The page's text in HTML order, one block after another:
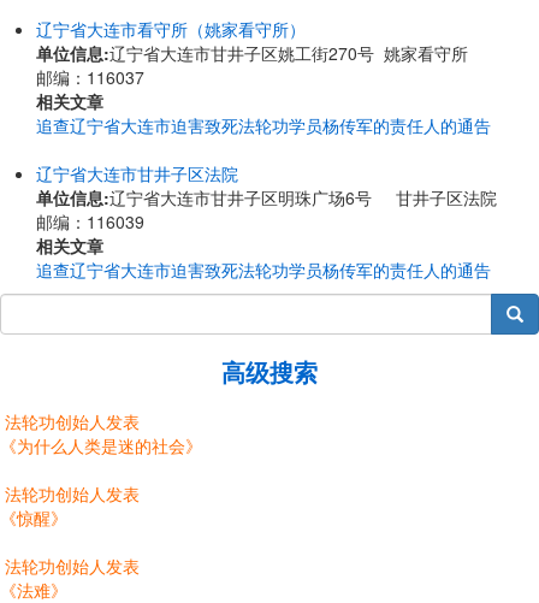
辽宁省大连市看守所（姚家看守所）
单位信息:辽宁省大连市甘井子区姚工街270号 姚家看守所
邮编：116037
相关文章
追查辽宁省大连市迫害致死法轮功学员杨传军的责任人的通告
辽宁省大连市甘井子区法院
单位信息:辽宁省大连市甘井子区明珠广场6号 甘井子区法院
邮编：116039
相关文章
追查辽宁省大连市迫害致死法轮功学员杨传军的责任人的通告
搜索
高级搜索
法轮功创始人发表
《为什么人类是迷的社会》
法轮功创始人发表
《惊醒》
法轮功创始人发表
《法难》